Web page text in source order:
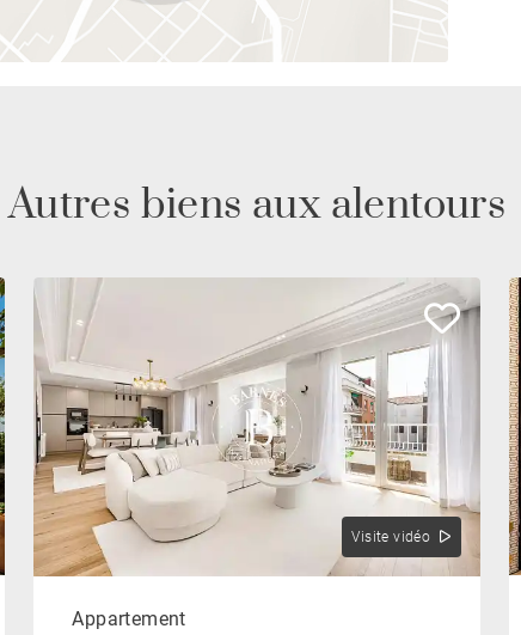
Autres biens aux alentours
Visite vidéo
Appartement